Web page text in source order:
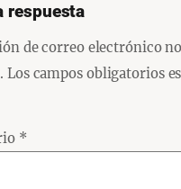
respuesta
de correo electrónico
Los campos obligatorios
*